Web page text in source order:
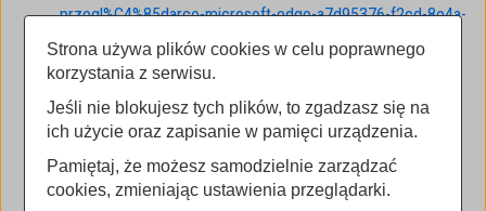
przegl%C4%85darce-microsoft-edge-a7d95376-f2cd-8e4a-
25dc-1de753474879, informacja o miejscu ustawień w
przeglądarce EDGE (Ścieżka do plików cookies i
cookies i uprawnienia witryny > Przechowywane dane i pliki
cookie (Przechowywane dane i pliki cookie); dostępne
ustawienia: Zezwalaj witrynom na zapisywanie i
odczytywanie danych w plikach cookie (zalecane); Blokuj
Strona używa plików cookies w celu poprawnego
korzystania z serwisu.
Jeśli nie blokujesz tych plików, to zgadzasz się na
ich użycie oraz zapisanie w pamięci urządzenia.
Pamiętaj, że możesz samodzielnie zarządzać
cookies, zmieniając ustawienia przeglądarki.